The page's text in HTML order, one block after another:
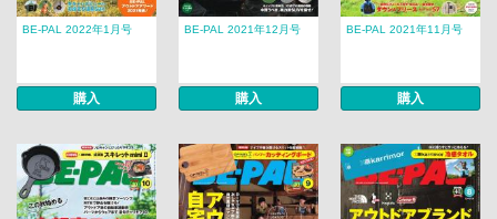
BE-PAL 2022年1月号
購入
BE-PAL 2021年12月号
購入
BE-PAL 2021年11月号
購入